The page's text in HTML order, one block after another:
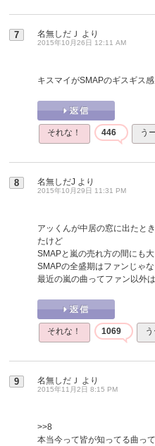
7 名無しだＪ より
2015年10月26日 12:11 AM
キスマイがSMAPのギスギス
それな！ 446 う
8 名無しだJ より
2015年10月29日 11:31 PM
アッくんが中居の窓に出たと
たけど
SMAPと嵐の売れ方の間にも
SMAPの全盛期はファンじゃ
最近の嵐の曲ってファン以外
それな！ 1069
9 名無しだＪ より
2015年11月2日 8:15 PM
>>8
本当今って皆が知ってる曲って